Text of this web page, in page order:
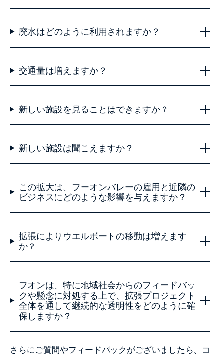
廃水はどのように利用されますか？
交通量は増えますか？
新しい施設を見ることはできますか？
新しい施設は聞こえますか？
この拡大は、フーオンバレーの雇用と近隣の
ビジネスにどのような影響を与えますか？
拡張によりウエルボートの移動は増えます
か？
フオンは、特に地域社会からのフィードバッ
クや懸念に対処する上で、拡張プロジェクト
全体を通して継続的な透明性をどのように確
保しますか？
さらにご質問やフィードバックがございましたら、コ